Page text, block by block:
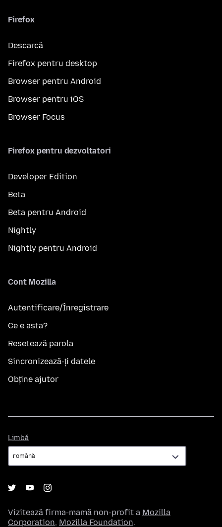
Firefox
Descarcă
Firefox pentru desktop
Browser pentru Android
Browser pentru iOS
Browser Focus
Firefox pentru dezvoltatori
Developer Edition
Beta
Beta pentru Android
Nightly
Nightly pentru Android
Cont Mozilla
Autentificare/Înregistrare
Ce e asta?
Resetează parola
Sincronizează-ți datele
Obține ajutor
Limbă
Vizitează firma-mamă non-profit a Mozilla
Corporation, Mozilla Foundation.